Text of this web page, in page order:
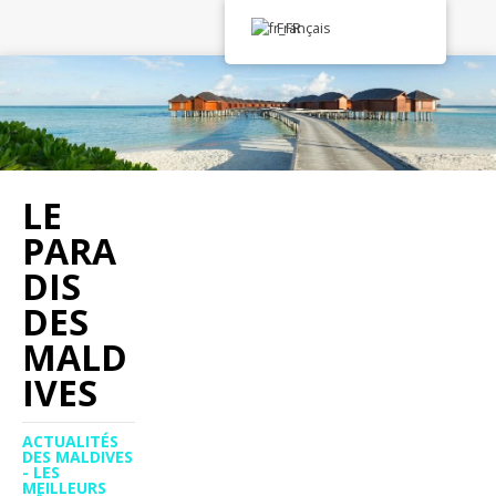
LE
PARA
DIS
DES
MALD
IVES
ACTUALITÉS
DES MALDIVES
- LES
MEILLEURS
Français